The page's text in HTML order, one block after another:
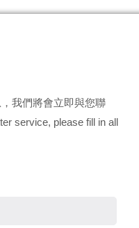
我們將會立即與您聯
service, please fill in all